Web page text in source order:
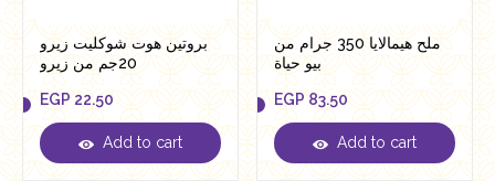
بروتين هوت شوكليت زيرو
20جم من زيرو
EGP 22.50
EGP 22.50
Add to cart
ملح هيمالايا 350 جرام من
بيو حياة
EGP 83.50
EGP 83.50
Add to cart